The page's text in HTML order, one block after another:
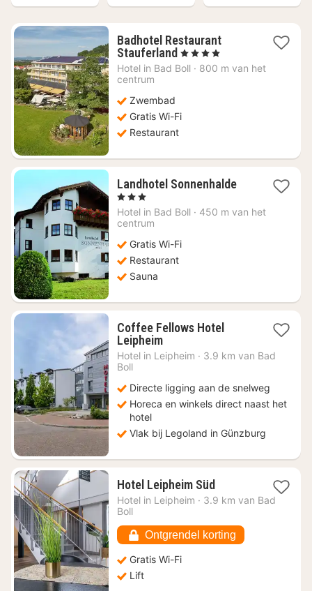
Badhotel Restaurant
Stauferland 1
nacht
, 4 Sterren
Hotel in Bad Boll · 800 m van het
centrum
Zwembad
Gratis Wi-Fi
Restaurant
Landhotel Sonnenhalde1
vanaf
, 3 Sterren
Hotel in Bad Boll · 450 m van het
centrum
Gratis Wi-Fi
Restaurant
Sauna
Coffee Fellows Hotel
Leipheim1
nacht
vanaf
75,40
Hotel in Leipheim · 3.9 km van Bad
Boll
Directe ligging aan de snelweg
Horeca en winkels direct naast het
hotel
Vlak bij Legoland in Günzburg
Hotel Leipheim Süd1
nacht
75,43
Hotel in Leipheim · 3.9 km van Bad
Boll
Ontgrendel korting
Gratis Wi-Fi
Lift